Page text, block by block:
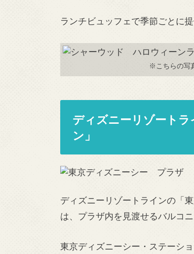
ランチビュッフェで季節ごとに
※こちらの写
ディズニーリゾート
ン」
ディズニーリゾートラインの「
は、プラザ内を見渡せるバルコ
東京ディズニーシー・ステーシ